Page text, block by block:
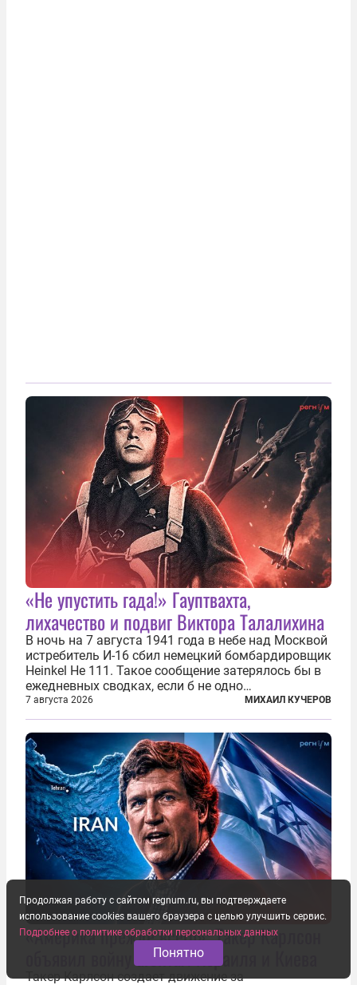
«Не упустить гада!» Гауптвахта,
лихачество и подвиг Виктора Талалихина
В ночь на 7 августа 1941 года в небе над Москвой
истребитель И-16 сбил немецкий бомбардировщик
Heinkel He 111. Такое сообщение затерялось бы в
ежедневных сводках, если б не одно
обстоятельство. Это был один из первых в
истории отечественной авиации ночных таранов.
У пилота — младшего лейтенанта...
7 августа 2026 МИХАИЛ КУЧЕРОВ
«Америка прежде всего»: Такер Карлсон
объявил войну агентам Израиля и Киева
Такер Карлсон создает движение за
Продолжая работу с сайтом regnum.ru, вы подтверждаете
использование cookies вашего браузера с целью улучшить сервис.
Подробнее о политике обработки персональных данных
Понятно